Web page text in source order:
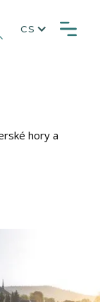
CS
hory a